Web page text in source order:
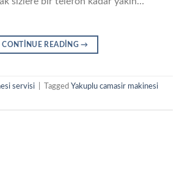
CONTINUE READING→
servisi Tagged Yakuplu camasir makinesi